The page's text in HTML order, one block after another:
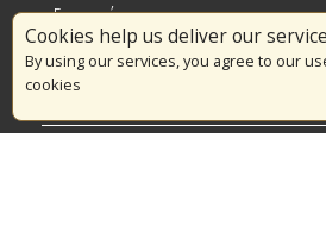
Cookies help us deliver our
By using our services, you agree to our
cookies
Επικαιρότητα
Το Πυροσβεστικό Σώμα